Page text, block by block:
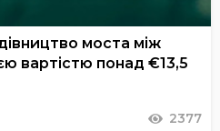
моста між
вартістю понад €13,5
2377